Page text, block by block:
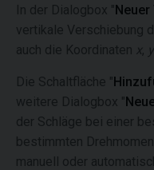
In der Dialogbox "Neuer
vertikale Verschiebung
auch die Koordinaten x, y
Die Schaltfläche "
weitere Dialogbox "
der Schläge bei einer
bestimmten
manuell oder